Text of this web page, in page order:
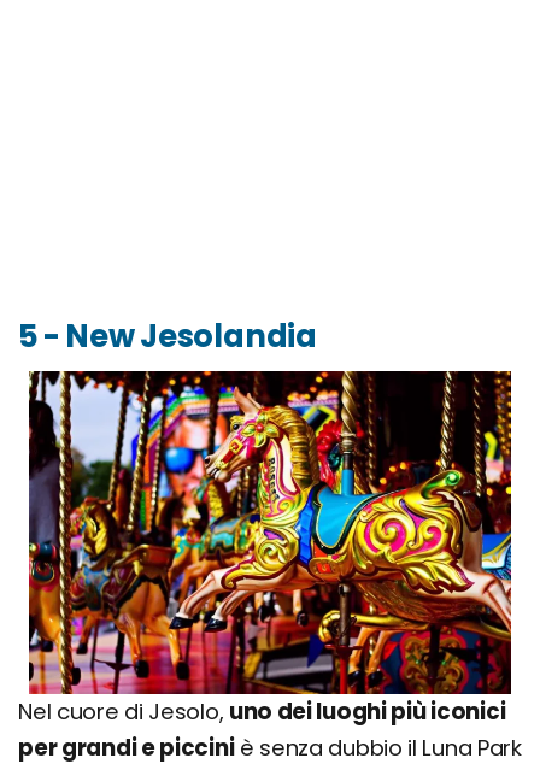
5 - New Jesolandia
Nel cuore di Jesolo, uno dei luoghi più iconici
per grandi e picciniè senza dubbio il Luna Park